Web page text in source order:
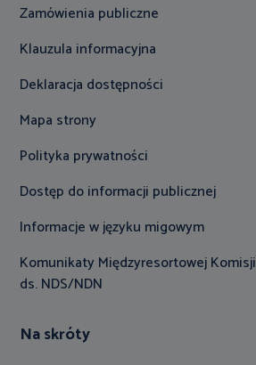
Zamówienia publiczne
Klauzula informacyjna
Deklaracja dostępności
Mapa strony
Polityka prywatności
Dostęp do informacji publicznej
Informacje w języku migowym
Komunikaty Międzyresortowej Komisji
ds. NDS/NDN
Na skróty